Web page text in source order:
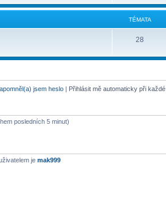
TÉMATA
28
jsem heslo | Přihlásit mě automaticky při
posledních 5 minut)
je mak999